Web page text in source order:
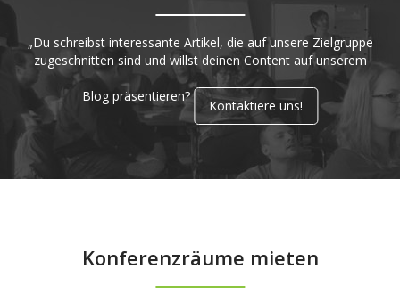
„Du schreibst interessante Artikel, die auf unsere Zielgruppe
zugeschnitten sind und willst deinen Content auf unserem
Blog präsentieren?
Kontaktiere uns!
Konferenzräume mieten